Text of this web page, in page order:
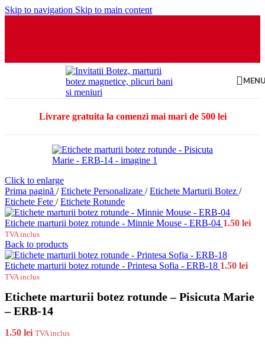
Skip to navigation Skip to main content
Livrare gratuita la comenzi mai mari de 500 lei
Click to enlarge
Prima pagină / Etichete Personalizate / Etichete Marturii Botez /
Etichete Fete / Etichete Rotunde
Etichete marturii botez rotunde - Minnie Mouse - ERB-04 1.50 lei
TVA inclus
Back to products
Etichete marturii botez rotunde - Printesa Sofia - ERB-18 1.50 lei
TVA inclus
Etichete marturii botez rotunde – Pisicuta Marie
– ERB-14
1.50 lei TVA inclus